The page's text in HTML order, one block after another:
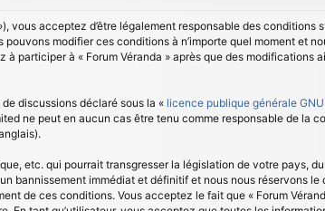
vous acceptez d’être légalement responsable des conditions
modifier ces conditions à n’importe quel moment et
participer à « Forum Véranda » après que des modifications
discussions déclaré sous la « licence publique générale
ne peut en aucun cas être tenu comme responsable de la
etc. qui pourrait transgresser la législation de votre pays,
bannissement immédiat et définitif et nous nous réservons le
de ces conditions. Vous acceptez le fait que « Forum